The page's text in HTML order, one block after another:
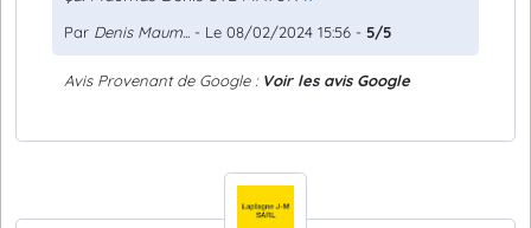
Par Denis Maum... - Le 08/02/2024 15:56 - 5/5
Avis Provenant de Google : Voir les avis Google